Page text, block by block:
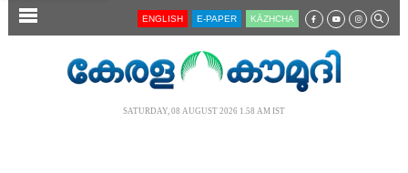
SECTIONS ENGLISH E-PAPER KĀZHCHA
SATURDAY, 08 AUGUST 2026 1.58 AM IST